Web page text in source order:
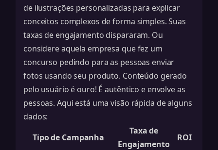
de ilustrações personalizadas para explicar
conceitos complexos de forma simples. Suas
taxas de engajamento dispararam. Ou
considere aquela empresa que fez um
concurso pedindo para as pessoas enviar
fotos usando seu produto. Conteúdo gerado
pelo usuário é ouro! É autêntico e envolve as
pessoas. Aqui está uma visão rápida de alguns
dados:
Tipo de Campanha
Taxa de
Engajamento
ROI